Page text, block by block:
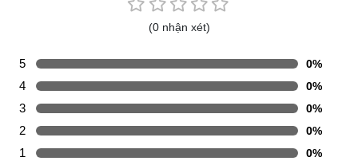
Lão, khu phố Thắng Lợi 2, phường Dĩ An,
thành phố Dĩ An, Bình Dương.
Địa chỉ kho hàng: 38 Đường Thắng Lợi ,
KP. Thắng Lợi 1, P. Dĩ An, TP. Dĩ An, Bình
Dương.
Hotline: 0909 855 844